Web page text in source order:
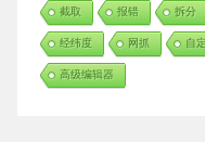
截取 报错 拆分
经纬度 网抓 自
高级编辑器